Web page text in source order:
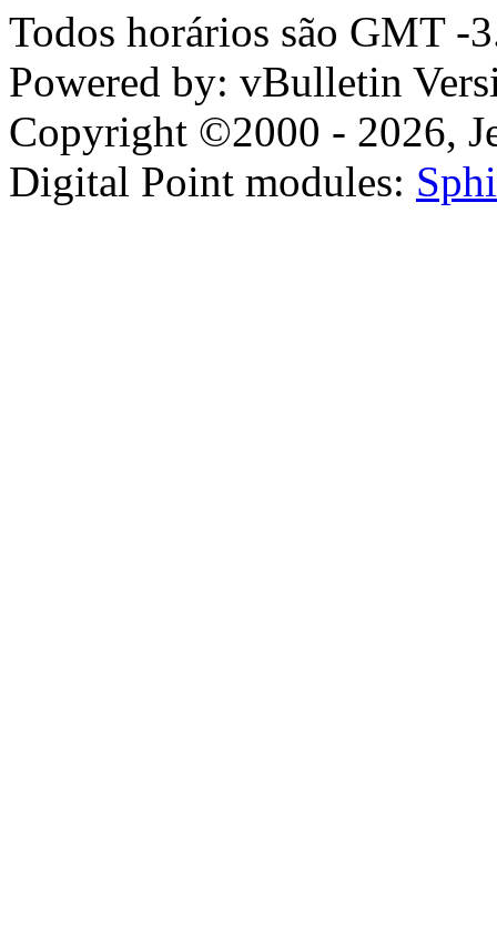
Todos horários são GMT -
Powered by: vBulletin
Copyright ©2000 - 2026,
Digital Point modules: